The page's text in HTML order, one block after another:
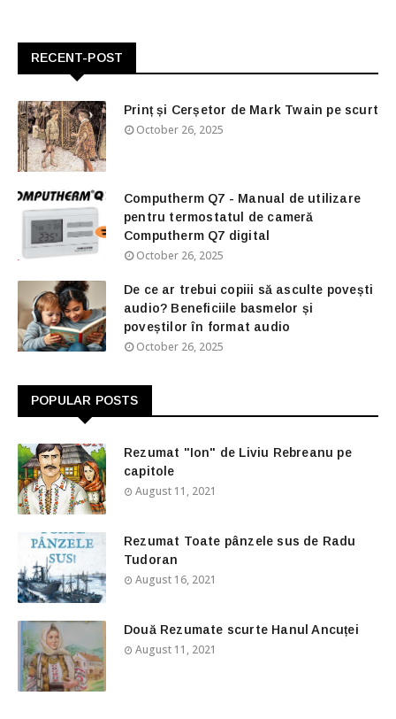
RECENT-POST
Prinț și Cerșetor de Mark Twain pe scurt
October 26, 2025
Computherm Q7 - Manual de utilizare
pentru termostatul de cameră
Computherm Q7 digital
October 26, 2025
De ce ar trebui copiii să asculte povești
audio? Beneficiile basmelor și
poveștilor în format audio
October 26, 2025
POPULAR POSTS
Rezumat "Ion" de Liviu Rebreanu pe
capitole
August 11, 2021
Rezumat Toate pânzele sus de Radu
Tudoran
August 16, 2021
Două Rezumate scurte Hanul Ancuței
August 11, 2021